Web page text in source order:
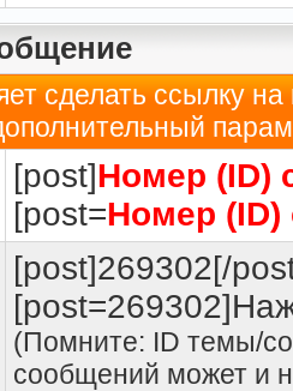
сделать ссылку
[post]Номер (ID)
[post=Номер
[post]269302[/
(Помните: ID темы/
сообщений может и